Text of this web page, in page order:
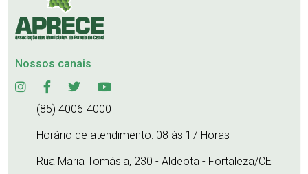
Nossos canais
(85) 4006-4000
Horário de atendimento: 08 às 17 Horas
Rua Maria Tomásia, 230 - Aldeota - Fortaleza/CE